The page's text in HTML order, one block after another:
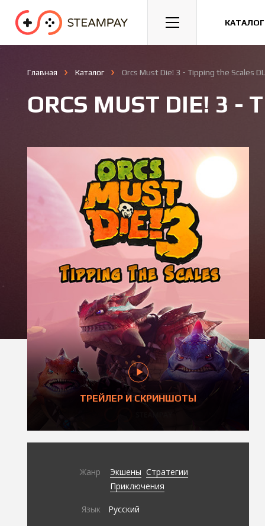
Спорт Гонки Казуальные
Главная Каталог Orcs Must Die! 3 - Tipping the Scales
ORCS MUST DIE! 3 -
ТРЕЙЛЕР И СКРИНШОТЫ
Жанр Экшены Стратегии
Приключения
Язык Русский